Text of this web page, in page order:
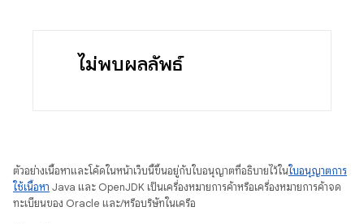
ไม่พบผลลัพธ์
ตัวอย่างเนื้อหาและโค้ดในหน้าเว็บนี้ขึ้นอยู่กับใบอนุญาตที่อธิบายไว้ในใบอนุญาตการ
ใช้เนื้อหา Java และ OpenJDK เป็นเครื่องหมายการค้าหรือเครื่องหมายการค้าจด
ทะเบียนของ Oracle และ/หรือบริษัทในเครือ